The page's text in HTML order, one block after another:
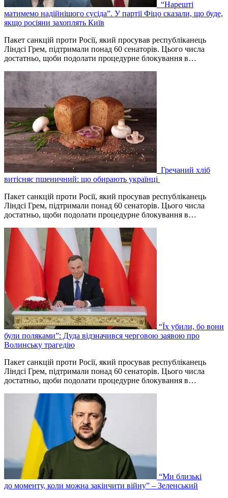
“Нарешті
матимемо надійнішого сусіда”. У партії Фіцо сказали, що буде,
якщо росіяни захоплять Київ
Пакет санкцій проти Росії, який просував республіканець
Ліндсі Грем, підтримали понад 60 сенаторів. Цього числа
достатньо, щоби подолати процедурне блокування в…
Гречаний хліб
витісняє пшеничний: що обирають українці
Пакет санкцій проти Росії, який просував республіканець
Ліндсі Грем, підтримали понад 60 сенаторів. Цього числа
достатньо, щоби подолати процедурне блокування в…
“Їх убили, бо вони
були поляками”: Дуда відзначився черговою заявою про
Волинську трагедію
Пакет санкцій проти Росії, який просував республіканець
Ліндсі Грем, підтримали понад 60 сенаторів. Цього числа
достатньо, щоби подолати процедурне блокування в…
“Ми близькі
до моменту, коли можна закінчити війну” – Зеленський